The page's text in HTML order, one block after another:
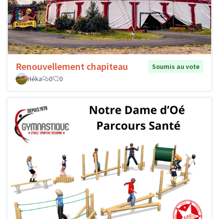
Renouvellement chapiteau
Soumis au vote
Héka
0 0